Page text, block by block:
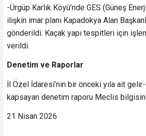
-Ürgüp Karlık Köyü’nde GES (Güneş
ilişkin imar planı Kapadokya Alan
gönderildi. Kaçak yapı tespitleri için
verildi.
Denetim ve Raporlar
İl Özel İdaresi’nin bir önceki yıla ait
kapsayan denetim raporu Meclis
21 Nisan 2026